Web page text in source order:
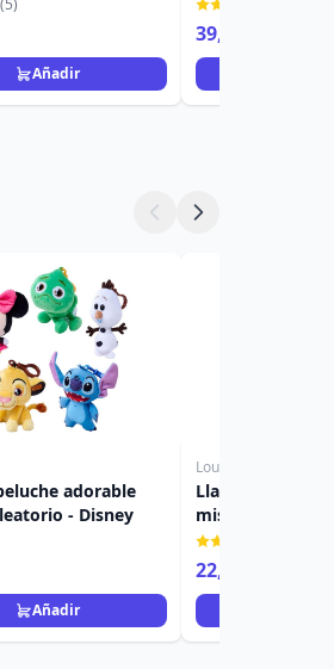
(5)
Añadir
39,90 €
adorable
- Disney
Añadir
Loungefly
Llavero mini
misterio de los
Disney
22,90 €